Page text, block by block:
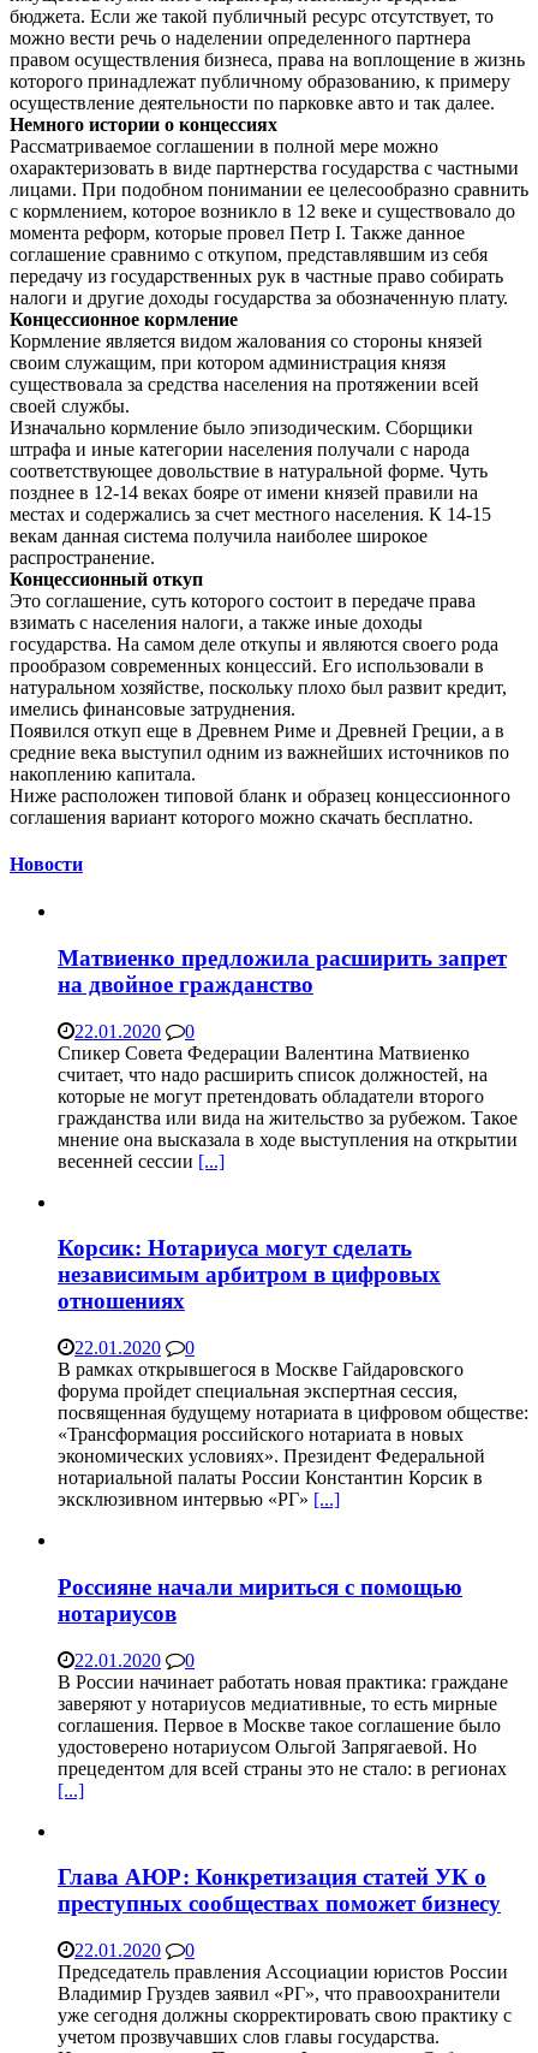
бюджета. Если же такой публичный ресурс отсутствует, то
можно вести речь о наделении определенного партнера
правом осуществления бизнеса, права на воплощение в жизнь
которого принадлежат публичному образованию, к примеру
осуществление деятельности по парковке авто и так далее.
Немного истории о концессиях
Рассматриваемое соглашении в полной мере можно
охарактеризовать в виде партнерства государства с частными
лицами. При подобном понимании ее целесообразно сравнить
с кормлением, которое возникло в 12 веке и существовало до
момента реформ, которые провел Петр I. Также данное
соглашение сравнимо с откупом, представлявшим из себя
передачу из государственных рук в частные право собирать
налоги и другие доходы государства за обозначенную плату.
Концессионное кормление
Кормление является видом жалования со стороны князей
своим служащим, при котором администрация князя
существовала за средства населения на протяжении всей
своей службы.
Изначально кормление было эпизодическим. Сборщики
штрафа и иные категории населения получали с народа
соответствующее довольствие в натуральной форме. Чуть
позднее в 12-14 веках бояре от имени князей правили на
местах и содержались за счет местного населения. К 14-15
векам данная система получила наиболее широкое
распространение.
Концессионный откуп
Это соглашение, суть которого состоит в передаче права
взимать с населения налоги, а также иные доходы
государства. На самом деле откупы и являются своего рода
прообразом современных концессий. Его использовали в
натуральном хозяйстве, поскольку плохо был развит кредит,
имелись финансовые затруднения.
Появился откуп еще в Древнем Риме и Древней Греции, а в
средние века выступил одним из важнейших источников по
накоплению капитала.
Ниже расположен типовой бланк и образец концессионного
соглашения вариант которого можно скачать бесплатно.
Новости
Матвиенко предложила расширить запрет
на двойное гражданство
22.01.2020
0
Спикер Совета Федерации Валентина Матвиенко
считает, что надо расширить список должностей, на
которые не могут претендовать обладатели второго
гражданства или вида на жительство за рубежом. Такое
мнение она высказала в ходе выступления на открытии
весенней сессии [...]
Корсик: Нотариуса могут сделать
независимым арбитром в цифровых
отношениях
22.01.2020
0
В рамках открывшегося в Москве Гайдаровского
форума пройдет специальная экспертная сессия,
посвященная будущему нотариата в цифровом обществе:
«Трансформация российского нотариата в новых
экономических условиях». Президент Федеральной
нотариальной палаты России Константин Корсик в
эксклюзивном интервью «РГ» [...]
Россияне начали мириться с помощью
нотариусов
22.01.2020
0
В России начинает работать новая практика: граждане
заверяют у нотариусов медиативные, то есть мирные
соглашения. Первое в Москве такое соглашение было
удостоверено нотариусом Ольгой Запрягаевой. Но
прецедентом для всей страны это не стало: в регионах
[...]
Глава АЮР: Конкретизация статей УК о
преступных сообществах поможет бизнесу
22.01.2020
0
Председатель правления Ассоциации юристов России
Владимир Груздев заявил «РГ», что правоохранители
уже сегодня должны скорректировать свою практику с
учетом прозвучавших слов главы государства.